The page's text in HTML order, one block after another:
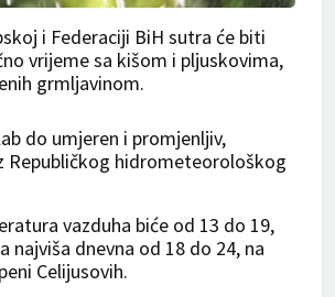
i Federaciji BiH sutra će biti
vrijeme sa kišom i pljuskovima,
grmljavinom.
do umjeren i promjenljiv,
Republičkog hidrometeorološkog
vazduha biće od 13 do 19,
najviša dnevna od 18 do 24, na
Celijusovih.